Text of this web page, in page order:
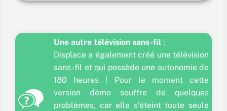
Une autre télévision sans-fil :
Displace a également créé une télévision
sans-fil et qui possède une autonomie de
180 heures ! Pour le moment cette
version démo souffre de quelques
problèmes, car elle s’éteint toute seule